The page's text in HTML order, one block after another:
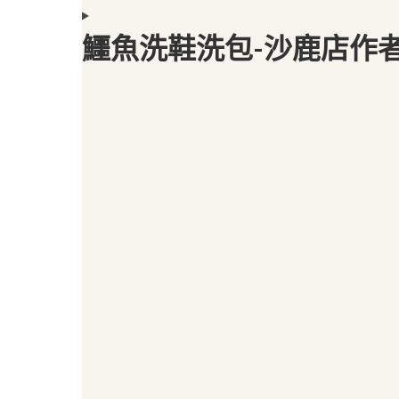
鱷魚洗鞋洗包-沙鹿店作